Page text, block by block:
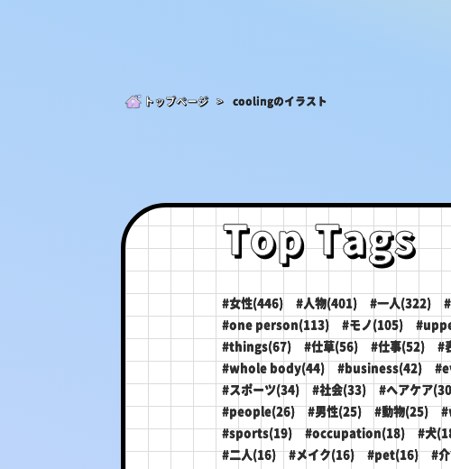
トップページ > coolingのイラスト
Top Tags
#女性(446) #人物(401) #一人(322)
#one person(113)
#モノ(105)
#things(67)
#仕草(56) #仕事(52) #
#whole body(44)
#business(42)
#スポーツ(34)
#社会(33) #ヘアケア
#people(26)
#男性(25) #動物(25)
#sports(19)
#occupation(18) #犬
#二人(16)
#メイク(16) #pet(16) #